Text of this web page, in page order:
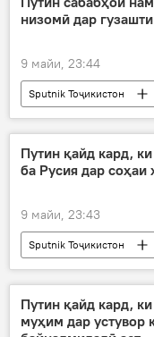
низомӣ дар
9 майи, 23:44
Sputnik Тоҷикистон
Путин қайд кард,
ба Русия дар соҳаи
9 майи, 23:43
Sputnik Тоҷикистон
Вазъ дар Ховари Миёна:
Путин қайд кард,
муҳим дар устувор